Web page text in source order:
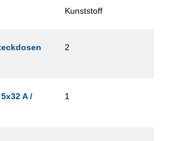
Kunststoff
2
A /
1